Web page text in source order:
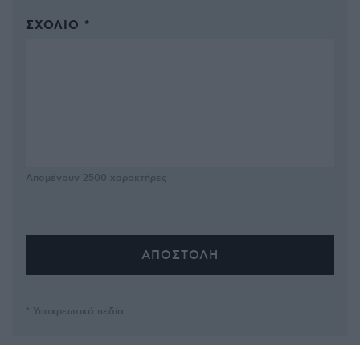
ΣΧΌΛΙΟ *
Απομένουν 2500 χαρακτήρες
* Υποχρεωτικά πεδία